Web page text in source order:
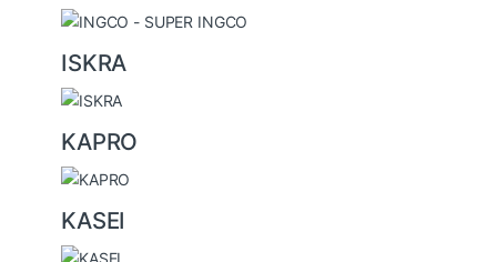
ISKRA
KAPRO
KASEI